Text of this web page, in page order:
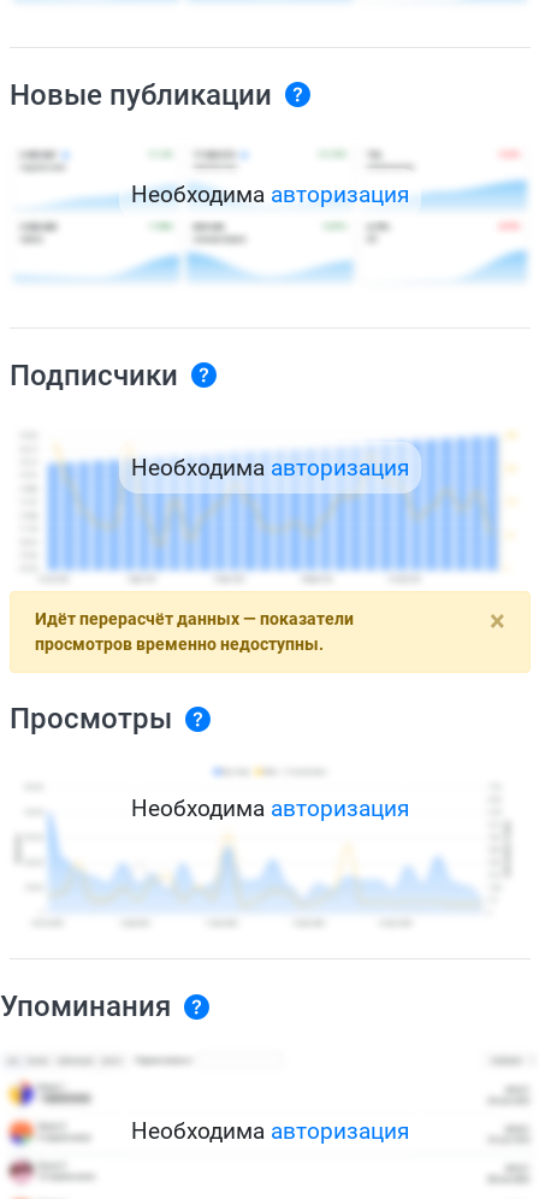
Новые публикации
Необходима авторизация
Подписчики
Необходима авторизация
×
Идёт перерасчёт данных — показатели
просмотров временно недоступны.
Просмотры
Необходима авторизация
Упоминания
Необходима авторизация